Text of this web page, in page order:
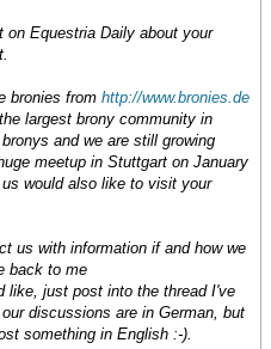
on Equestria Daily about your
bronies from http://www.bronies.de
largest brony community in
and we are still growing
meetup in Stuttgart on January
would also like to visit your
us with information if and how we
back to me
like, just post into the thread I've
discussions are in German, but
something in English :-).